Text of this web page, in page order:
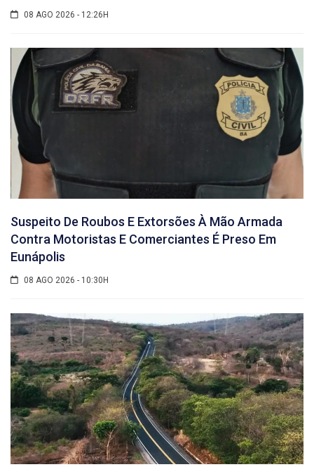
08 AGO 2026 - 12:26H
Suspeito De Roubos E Extorsões À Mão Armada
Contra Motoristas E Comerciantes É Preso Em
Eunápolis
08 AGO 2026 - 10:30H